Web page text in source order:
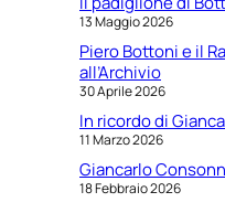
13 Maggio 2026
Piero Bottoni e il
all’Archivio
30 Aprile 2026
In ricordo di
11 Marzo 2026
Giancarlo
18 Febbraio 2026